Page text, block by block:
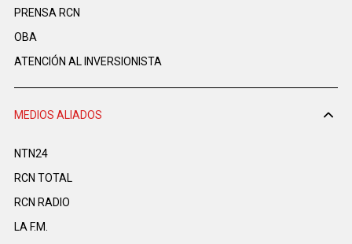
PRENSA RCN
OBA
ATENCIÓN AL INVERSIONISTA
MEDIOS ALIADOS
NTN24
RCN TOTAL
RCN RADIO
LA F.M.